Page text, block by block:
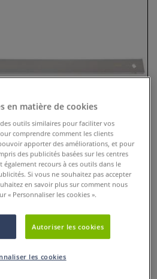
en matière de cookies
outils similaires pour faciliter vos
comprendre comment les clients
apporter des améliorations, et pour
des publicités basées sur les centres
également recours à ces outils dans le
Si vous ne souhaitez pas accepter
en savoir plus sur comment nous
« Personnaliser les cookies ».
Autoriser les cookies
les cookies